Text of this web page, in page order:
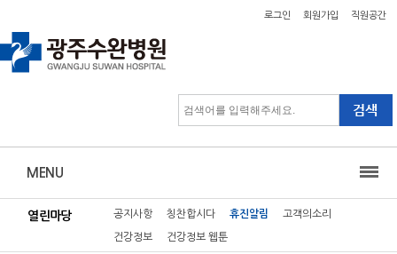
로그인 회원가입 직원공간
MENU
열린마당 공지사항 칭찬합시다 휴진알림 고객의소리
건강정보 건강정보 웹툰